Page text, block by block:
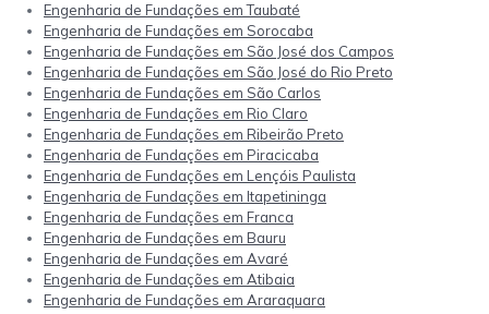
Engenharia de Fundações em Taubaté
Engenharia de Fundações em Sorocaba
Engenharia de Fundações em São José dos Campos
Engenharia de Fundações em São José do Rio Preto
Engenharia de Fundações em São Carlos
Engenharia de Fundações em Rio Claro
Engenharia de Fundações em Ribeirão Preto
Engenharia de Fundações em Piracicaba
Engenharia de Fundações em Lençóis Paulista
Engenharia de Fundações em Itapetininga
Engenharia de Fundações em Franca
Engenharia de Fundações em Bauru
Engenharia de Fundações em Avaré
Engenharia de Fundações em Atibaia
Engenharia de Fundações em Araraquara